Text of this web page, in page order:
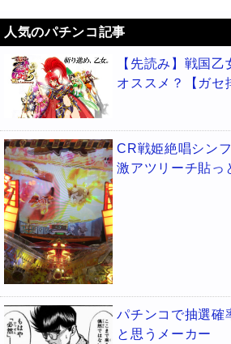
人気のパチンコ記事
【先読み】戦国
オススメ？【ガセ
CR戦姫絶唱シン
激アツリーチ貼っ
パチンコで抽選確
と思うメーカー